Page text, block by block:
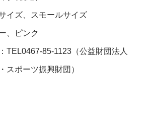
イズ、スモールサイズ
、ピンク
TEL0467-85-1123（公益財団法人
スポーツ振興財団）